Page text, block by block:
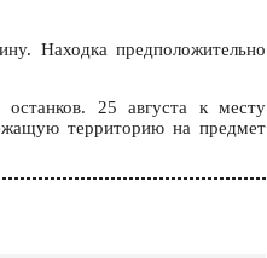
Находка предположительно
25 августа к месту
территорию на предмет